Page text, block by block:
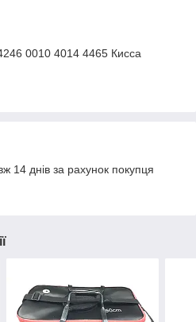
0010 4014 4465 Кисса
14 днів за рахунок покупця